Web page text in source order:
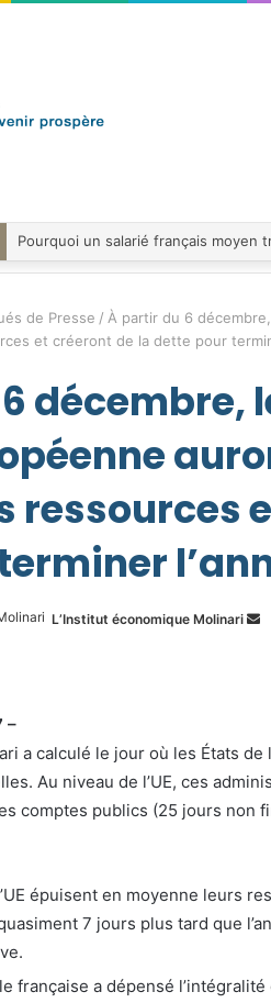
de Presse / À partir du 6
et créeront de la dette pour
décembre,
ressources
L’Institut économique Molinari
–
a calculé le jour où les États
Au niveau de l’UE, ces
comptes publics (25 jours non
épuisent en moyenne leurs
7 jours plus tard que
française a dépensé